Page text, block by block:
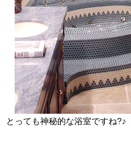
とっても神秘的な浴室ですね?♪